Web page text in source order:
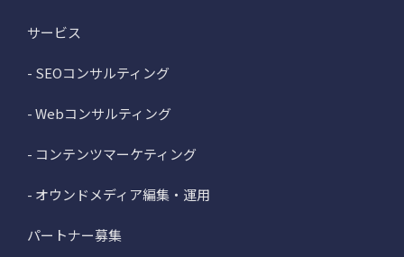
サービス
- SEOコンサルティング
- Webコンサルティング
- コンテンツマーケティング
- オウンドメディア編集・運用
パートナー募集